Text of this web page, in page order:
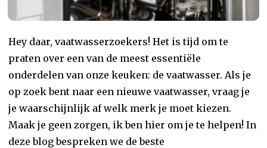
Hey daar, vaatwasserzoekers! Het is tijd om te
praten over een van de meest essentiële
onderdelen van onze keuken: de vaatwasser. Als je
op zoek bent naar een nieuwe vaatwasser, vraag je
je waarschijnlijk af welk merk je moet kiezen.
Maak je geen zorgen, ik ben hier om je te helpen! In
deze blog bespreken we de beste